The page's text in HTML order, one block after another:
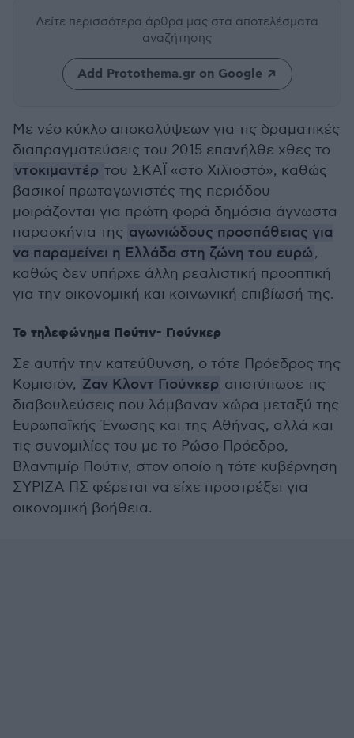
Δείτε περισσότερα άρθρα μας στα αποτελέσματα
αναζήτησης
Add Protothema.gr on Google
Με νέο κύκλο αποκαλύψεων για τις δραματικές
διαπραγματεύσεις του 2015 επανήλθε χθες το
ντοκιμαντέρ του ΣΚΑΪ «στο Χιλιοστό», καθώς
βασικοί πρωταγωνιστές της περιόδου
μοιράζονται για πρώτη φορά δημόσια άγνωστα
παρασκήνια της αγωνιώδους προσπάθειας για
να παραμείνει η Ελλάδα στη ζώνη του ευρώ,
καθώς δεν υπήρχε άλλη ρεαλιστική προοπτική
για την οικονομική και κοινωνική επιβίωσή της.
Το τηλεφώνημα Πούτιν- Γιούνκερ
Σε αυτήν την κατεύθυνση, ο τότε Πρόεδρος της
Κομισιόν, Ζαν Κλοντ Γιούνκερ αποτύπωσε τις
διαβουλεύσεις που λάμβαναν χώρα μεταξύ της
Ευρωπαϊκής Ένωσης και της Αθήνας, αλλά και
τις συνομιλίες του με το Ρώσο Πρόεδρο,
Βλαντιμίρ Πούτιν, στον οποίο η τότε κυβέρνηση
ΣΥΡΙΖΑ ΠΣ φέρεται να είχε προστρέξει για
οικονομική βοήθεια.